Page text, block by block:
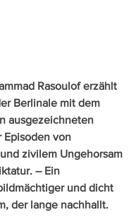
Rasoulof erzählt
Berlinale mit dem
ausgezeichneten
Episoden von
zivilem Ungehorsam
– Ein
und dicht
der lange nachhallt.